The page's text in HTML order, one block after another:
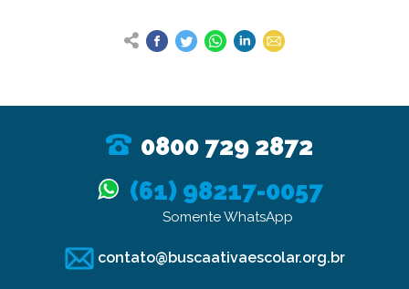
0800 729 2872
(61) 98217-0057
Somente WhatsApp
contato@buscaativaescolar.org.br